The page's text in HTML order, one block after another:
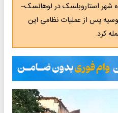
شهر استاروبلسک در لوهانسک–
پس از عملیات نظامی این
کرد.